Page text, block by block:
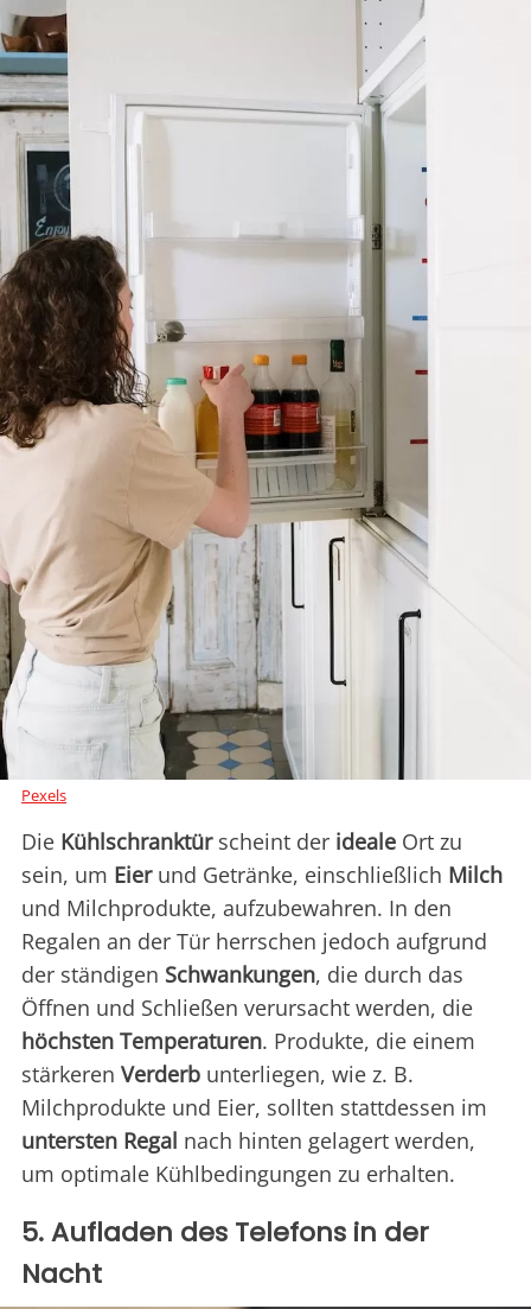
Pexels
Die Kühlschranktürscheint der ideale Ort zu
sein, um Eierund Getränke, einschließlich Milch
und Milchprodukte, aufzubewahren. In den
Regalen an der Tür herrschen jedoch aufgrund
der ständigen Schwankungen, die durch das
Öffnen und Schließen verursacht werden, die
höchsten Temperaturen. Produkte, die einem
stärkeren Verderb unterliegen, wie z. B.
Milchprodukte und Eier, sollten stattdessen im
untersten Regal nach hinten gelagert werden,
um optimale Kühlbedingungen zu erhalten.
5. Aufladen des Telefons in der
Nacht